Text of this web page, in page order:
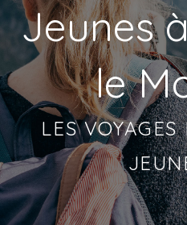
Jeunes
le
LES